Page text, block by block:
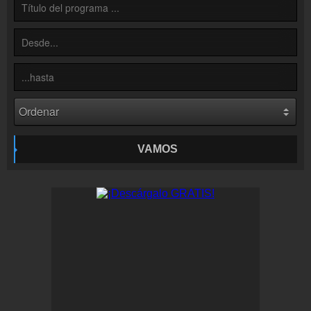
Inserción de la radio
Inclúyelo a tu sitio web
VAMOS